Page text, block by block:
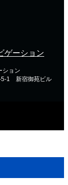
ション
5-1 新宿御苑ビル